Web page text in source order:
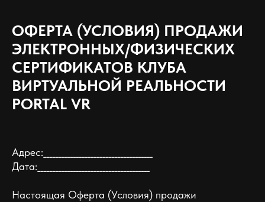
ОФЕРТА (УСЛОВИЯ) ПРОДАЖИ
ЭЛЕКТРОННЫХ/ФИЗИЧЕСКИХ
СЕРТИФИКАТОВ КЛУБА
ВИРТУАЛЬНОЙ РЕАЛЬНОСТИ
PORTAL VR
Адрес:_____________________________________
Дата:______________________________________
Настоящая Оферта (Условия) продажи